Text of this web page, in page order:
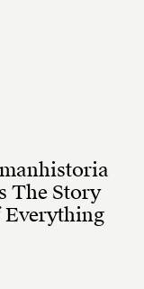
The Story
Everything